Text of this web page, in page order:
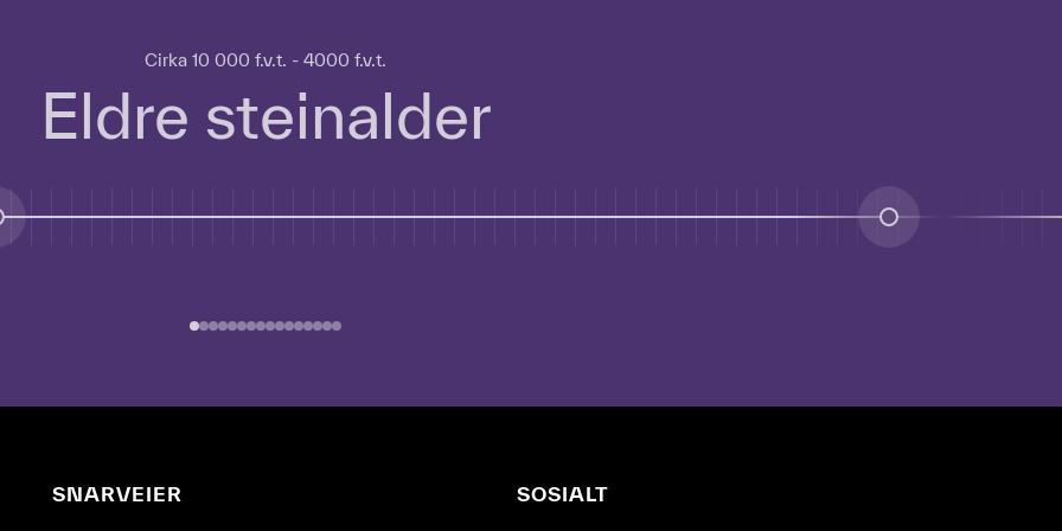
Cirka 10 000 f.v.t. - 4000 f.v.t.
Eldre steinalder
SNARVEIER
SOSIALT